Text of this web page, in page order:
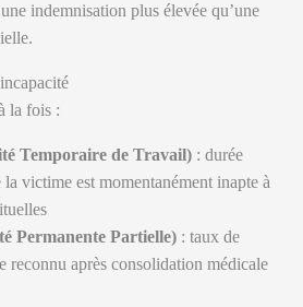
indemnisation plus élevée qu’une
la fois :
Temporaire de Travail) : durée
victime est momentanément inapte à
Permanente Partielle) : taux de
reconnu après consolidation médicale